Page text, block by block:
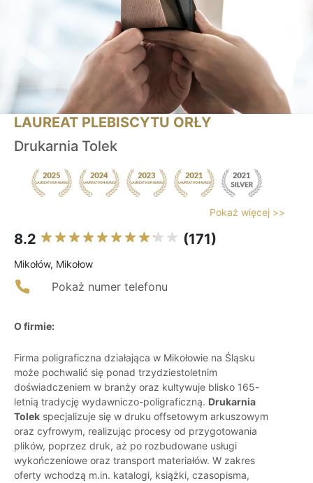
LAUREAT PLEBISCYTU ORŁY
Drukarnia Tolek
Pokaż więcej >>
8.2 (171)
Mikołów, Mikołow
Pokaż numer telefonu
O firmie:
Firma poligraficzna działająca w Mikołowie na Śląsku
może pochwalić się ponad trzydziestoletnim
doświadczeniem w branży oraz kultywuje blisko 165-
letnią tradycję wydawniczo-poligraficzną. Drukarnia
Tolek specjalizuje się w druku offsetowym arkuszowym
oraz cyfrowym, realizując procesy od przygotowania
plików, poprzez druk, aż po rozbudowane usługi
wykończeniowe oraz transport materiałów. W zakres
oferty wchodzą m.in. katalogi, książki, czasopisma,